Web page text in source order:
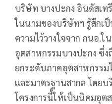
บริษัท บางปะกง อินดัสเท
ในนามของบริษัทฯ รู้สึกเป็
ความไว้วางใจจาก กนอ.
อุตสาหกรรมบางปะกง ซึ่
ยกระดับภาคอุตสาหกรร
และมาตรฐานสากล โดย
โครงการนี้ให้เป็นนิคมอุ